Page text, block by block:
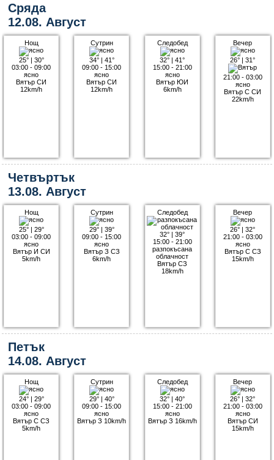
Сряда
12.08. Август
Нощ
25°| 30°
03:00 - 09:00
ясно
Вятър СИ
12km/h
Сутрин
34°| 41°
09:00 - 15:00
ясно
Вятър СИ
12km/h
Следобед
32° |41°
15:00 - 21:00
ясно
Вятър ЮИ
6km/h
Вечер
26° |31°
21:00 - 03:00
ясно
Вятър С СИ
22km/h
Четвъртък
13.08. Август
Нощ
25°| 29°
03:00 - 09:00
ясно
Вятър И СИ
5km/h
Сутрин
29°| 39°
09:00 - 15:00
ясно
Вятър З СЗ
6km/h
Следобед
32° |39°
15:00 - 21:00
разпокъсана
облачност
Вятър СЗ
18km/h
Вечер
26° |32°
21:00 - 03:00
ясно
Вятър С СЗ
15km/h
Петък
14.08. Август
Нощ
24°| 29°
03:00 - 09:00
ясно
Вятър С СЗ
5km/h
Сутрин
29°| 40°
09:00 - 15:00
ясно
Вятър З 10km/h
Следобед
32° |40°
15:00 - 21:00
ясно
Вятър З 16km/h
Вечер
26° |32°
21:00 - 03:00
ясно
Вятър СИ
15km/h